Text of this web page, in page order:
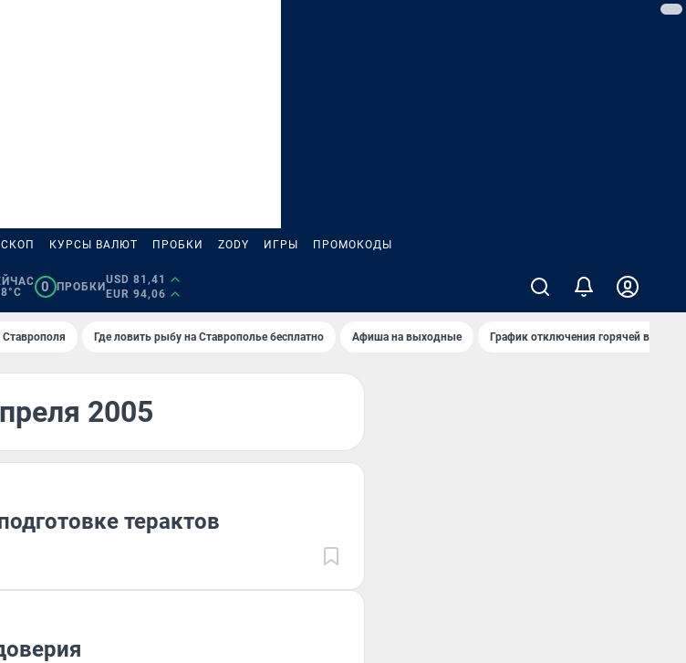
КУРСЫ ВАЛЮТ ПРОБКИ ZODY ИГРЫ ПРОМОКОДЫ
0 ПРОБКИ
USD 81,41
EUR 94,06
Ставрополя Где ловить рыбу на Ставрополье бесплатно Афиша на выходные График отключения горячей воды в
2005
терактов